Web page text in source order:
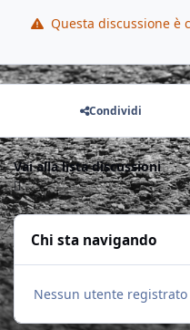
Questa discussione è
Condividi
Vai alla lista discussioni
Chi sta navigando
Nessun utente